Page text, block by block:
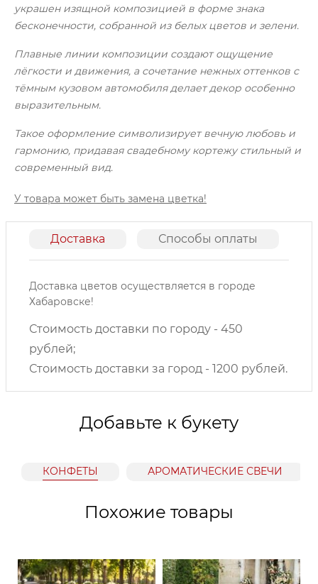
украшен изящной композицией в форме знака
бесконечности, собранной из белых цветов и зелени.
Плавные линии композиции создают ощущение
лёгкости и движения, а сочетание нежных оттенков с
тёмным кузовом автомобиля делает декор особенно
выразительным.
Такое оформление символизирует вечную любовь и
гармонию, придавая свадебному кортежу стильный и
современный вид.
У товара может быть замена цветка!
Доставка Способы оплаты
Доставка цветов осуществляется в городе
Хабаровске!
Стоимость доставки по городу - 450
рублей;
Стоимость доставки за город - 1200 рублей.
Добавьте к букету
КОНФЕТЫ АРОМАТИЧЕСКИЕ СВЕЧИ
Похожие товары